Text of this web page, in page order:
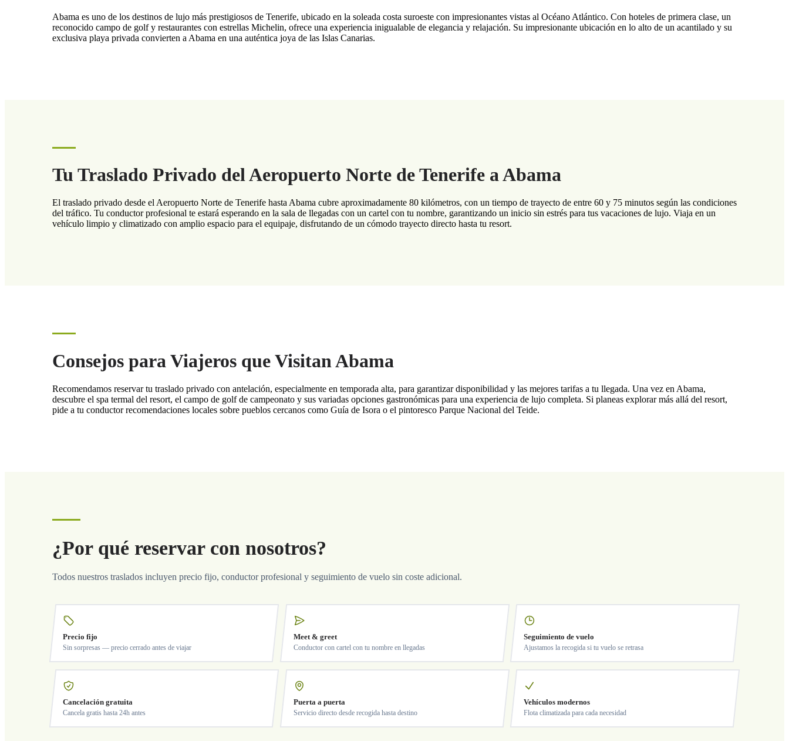
Abama es uno de los destinos de lujo más prestigiosos de Tenerife, ubicado en la soleada costa suroeste con impresionantes vistas al Océano Atlántico. Con hoteles de primera clase, un
reconocido campo de golf y restaurantes con estrellas Michelin, ofrece una experiencia inigualable de elegancia y relajación. Su impresionante ubicación en lo alto de un acantilado y su
exclusiva playa privada convierten a Abama en una auténtica joya de las Islas Canarias.
Tu Traslado Privado del Aeropuerto Norte de Tenerife a Abama
El traslado privado desde el Aeropuerto Norte de Tenerife hasta Abama cubre aproximadamente 80 kilómetros, con un tiempo de trayecto de entre 60 y 75 minutos según las condiciones
del tráfico. Tu conductor profesional te estará esperando en la sala de llegadas con un cartel con tu nombre, garantizando un inicio sin estrés para tus vacaciones de lujo. Viaja en un
vehículo limpio y climatizado con amplio espacio para el equipaje, disfrutando de un cómodo trayecto directo hasta tu resort.
Consejos para Viajeros que Visitan Abama
Recomendamos reservar tu traslado privado con antelación, especialmente en temporada alta, para garantizar disponibilidad y las mejores tarifas a tu llegada. Una vez en Abama,
descubre el spa termal del resort, el campo de golf de campeonato y sus variadas opciones gastronómicas para una experiencia de lujo completa. Si planeas explorar más allá del resort,
pide a tu conductor recomendaciones locales sobre pueblos cercanos como Guía de Isora o el pintoresco Parque Nacional del Teide.
¿Por qué reservar con nosotros?
Todos nuestros traslados incluyen precio fijo, conductor profesional y seguimiento de vuelo sin coste adicional.
Precio fijo
Sin sorpresas — precio cerrado antes de viajar
Meet & greet
Conductor con cartel con tu nombre en llegadas
Seguimiento de vuelo
Ajustamos la recogida si tu vuelo se retrasa
Cancelación gratuita
Cancela gratis hasta 24h antes
Puerta a puerta
Servicio directo desde recogida hasta destino
Vehículos modernos
Flota climatizada para cada necesidad